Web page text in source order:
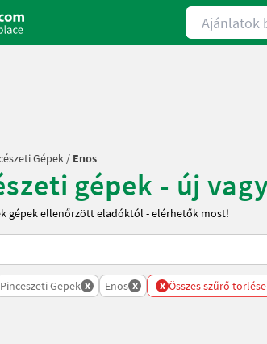
Ajánlatok
Gépek / Enos
gépek - új
gépek ellenőrzött eladóktól - elérhetők most!
on
Pinceszeti Gepek x Enos x x Összes szűrő törlése